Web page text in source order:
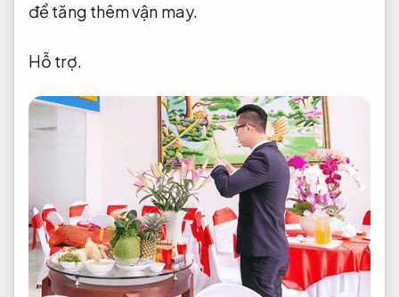
để tăng thêm vận may.
Hỗ trợ.